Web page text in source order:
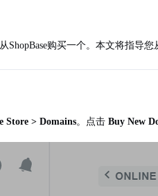
购买一个。本文将指导您
Store > Domains。点击 Buy New